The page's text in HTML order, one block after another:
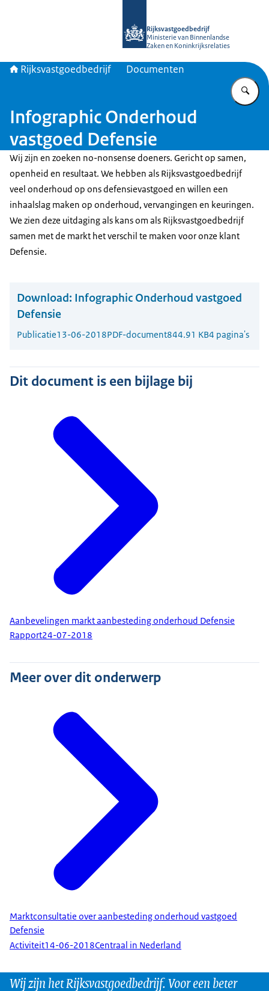
Rijksvastgoedbedrijf
Ministerie van Binnenlandse
Zaken en Koninkrijksrelaties
Rijksvastgoedbedrijf Documenten
Infographic Onderhoud
vastgoed Defensie
Wij zijn en zoeken no-nonsense doeners. Gericht op samen,
openheid en resultaat. We hebben als Rijksvastgoedbedrijf
veel onderhoud op ons defensievastgoed en willen een
inhaalslag maken op onderhoud, vervangingen en keuringen.
We zien deze uitdaging als kans om als Rijksvastgoedbedrijf
samen met de markt het verschil te maken voor onze klant
Defensie.
Download: Infographic Onderhoud vastgoed
Defensie
Publicatie13-06-2018PDF-document844.91 KB4 pagina's
Dit document is een bijlage bij
Aanbevelingen markt aanbesteding onderhoud Defensie
Rapport24-07-2018
Meer over dit onderwerp
Marktconsultatie over aanbesteding onderhoud vastgoed
Defensie
Activiteit14-06-2018Centraal in Nederland
Wij zijn het Rijksvastgoedbedrijf. Voor een beter